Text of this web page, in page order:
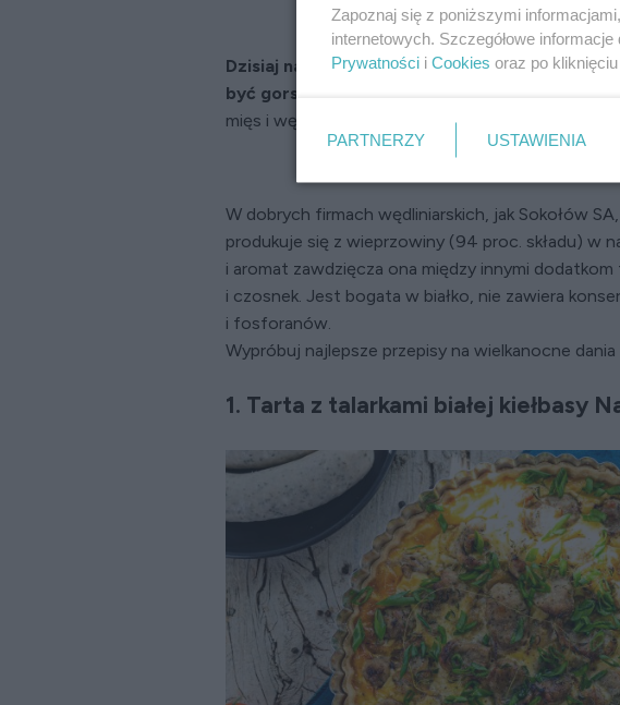
Dzisiaj najczęściej kupujemy gotowe wyroby,
być gorsze od tych dawnych.
mięs i wędlin jest sztuką i również wymaga wysiłku.
W dobrych firmach wędliniarskich, jak Sokołów
produkuje się z wieprzowiny (94 proc. składu) w
i aromat zawdzięcza ona między innymi dodatkom
i czosnek. Jest bogata w białko, nie zawiera
i fosforanów.
Wypróbuj najlepsze przepisy na wielkanocne dania
1. Tarta z talarkami białej kiełbasy
Zapoznaj się z poniższymi
internetowych. Szczegółowe
Prywatności i Cookies oraz po kliknięciu
PARTNERZY USTAWIENIA